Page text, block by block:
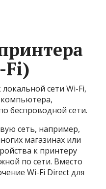
Fi)
сети Wi-Fi,
компьютера,
беспроводной сети.
сеть, например,
магазинах или
к принтеру
по сети. Вместо
Wi-Fi Direct для